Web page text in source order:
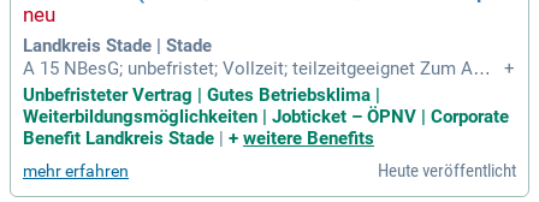
gängen sowie Führungserfahrung verfügen. Gestalten Sie mi
t uns zusammen die Zukunft etablierter Einrichtungen im La
ndkreis Lörrach!
Landkreis Stade | Stade
A 15 NBesG; unbefristet; Vollzeit; teilzeitgeeignet Zum Amt
Jugend und Familie, dem planmäßig ca. 145 Stellen, untertei
lt in 14 Teams, zugeordnet sind, gehören die Abteilungen So
ziale Dienste, Wirtschaftliche Hilfen und Präventive Jugendh
+
Unbefristeter Vertrag | Gutes Betriebsklima |
Weiterbildungsmöglichkeiten | Jobticket – ÖPNV | Corporate
Benefit Landkreis Stade | + weitere Benefits
mehr erfahren Heute veröffentlicht